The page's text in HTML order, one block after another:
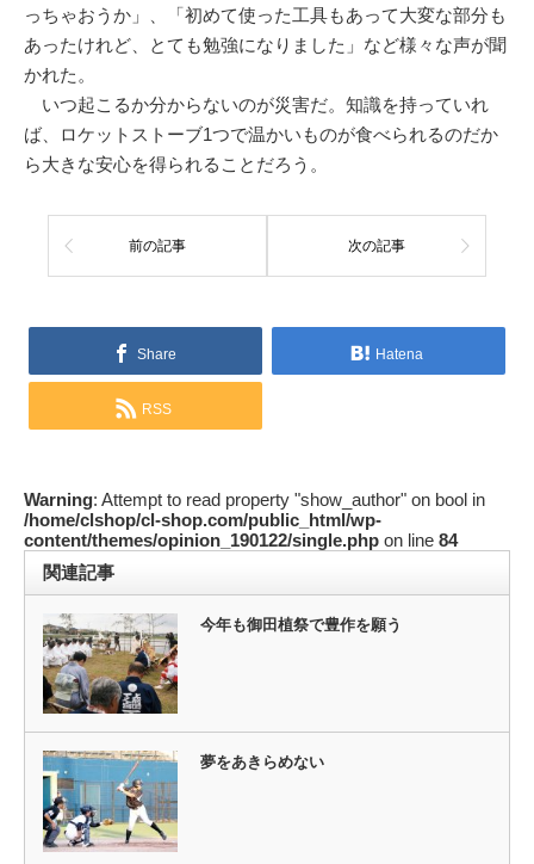
っちゃおうか」、「初めて使った工具もあって大変な部分も
あったけれど、とても勉強になりました」など様々な声が聞
かれた。
いつ起こるか分からないのが災害だ。知識を持っていれ
ば、ロケットストーブ1つで温かいものが食べられるのだか
ら大きな安心を得られることだろう。
前の記事 次の記事
Share Hatena
RSS
Warning: Attempt to read property "show_author" on bool in
/home/clshop/cl-shop.com/public_html/wp-
content/themes/opinion_190122/single.php on line 84
関連記事
今年も御田植祭で豊作を願う
夢をあきらめない